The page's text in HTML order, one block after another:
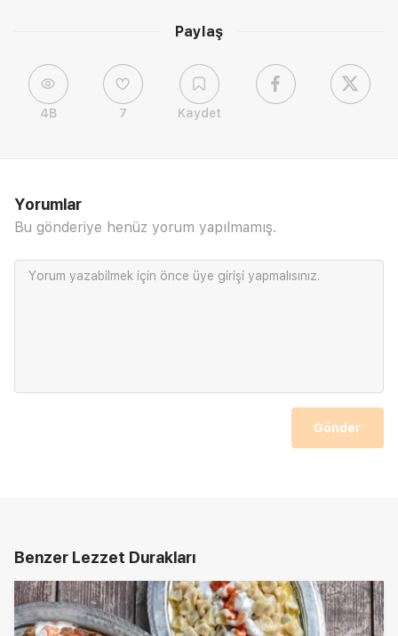
Paylaş
4B 7 Kaydet
Yorumlar
Bu gönderiye henüz yorum yapılmamış.
Yorum yazabilmek için önce üye girişi yapmalısınız.
Gönder
Benzer Lezzet Durakları